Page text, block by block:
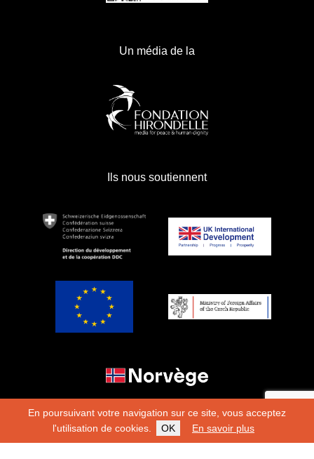
En poursuivant votre navigation sur ce site, vous acceptez
l'utilisation de cookies.
OK En savoir plus
Un média de la
Ils nous soutiennent